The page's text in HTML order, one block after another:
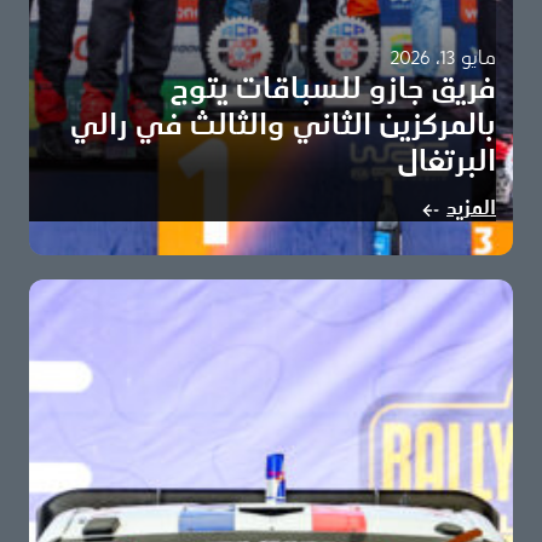
مايو 13، 2026
فريق جازو للسباقات يتوج
بالمركزين الثاني والثالث في رالي
البرتغال
أوليفر سولبيرغ وإلفين إيفانز يهديان المركزين الثاني والثالث
لفريق جازو للسباقات تويوتا تحافظ على صدارة…
المزيد